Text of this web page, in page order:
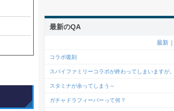
最新のQA
最新
コラボ復刻
スパイファミリーコラボが終わってしまいますが。
スタミナが余ってしまう～
ガチャドラフィーバーって何？